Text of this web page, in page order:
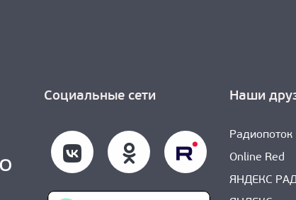
Социальные сети Наши
Радиопоток
Online Red
ЯНДЕКС